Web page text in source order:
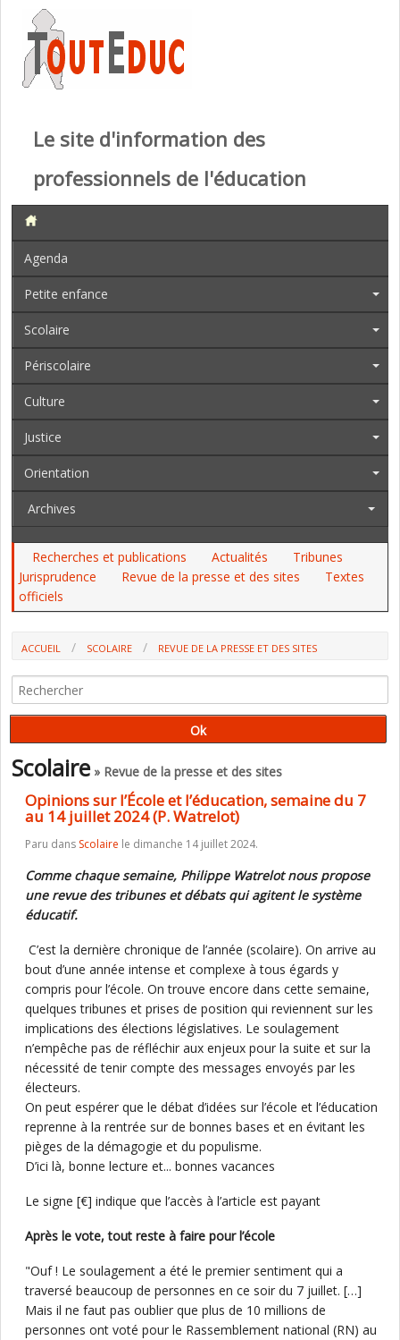
Le site d'information des
professionnels de l'éducation
Agenda
Petite enfance
Scolaire
Périscolaire
Culture
Justice
Orientation
Archives
Recherches et publications Actualités
Tribunes
Jurisprudence
Revue de la presse et des sites
Textes
officiels
ACCUEIL SCOLAIRE
REVUE DE LA PRESSE ET DES SITES
2024 (P. WATRELOT)
Scolaire» Revue de la presse et des sites
Opinions sur l’École et l’éducation, semaine du 7
au 14 juillet 2024 (P. Watrelot)
Paru dans Scolaire le dimanche 14 juillet 2024.
Comme chaque semaine, Philippe Watrelot nous propose
une revue des tribunes et débats qui agitent le système
éducatif.
C’est la dernière chronique de l’année (scolaire). On arrive au
bout d’une année intense et complexe à tous égards y
compris pour l’école. On trouve encore dans cette semaine,
quelques tribunes et prises de position qui reviennent sur les
implications des élections législatives. Le soulagement
n’empêche pas de réfléchir aux enjeux pour la suite et sur la
nécessité de tenir compte des messages envoyés par les
électeurs.
On peut espérer que le débat d’idées sur l’école et l’éducation
reprenne à la rentrée sur de bonnes bases et en évitant les
pièges de la démagogie et du populisme.
D’ici là, bonne lecture et... bonnes vacances
Le signe [€] indique que l’accès à l’article est payant
Après le vote, tout reste à faire pour l’école
"Ouf ! Le soulagement a été le premier sentiment qui a
traversé beaucoup de personnes en ce soir du 7 juillet. […]
Mais il ne faut pas oublier que plus de 10 millions de
personnes ont voté pour le Rassemblement national (RN) au